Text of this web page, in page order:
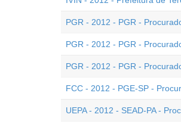
PGR - 2012 - PGR -
PGR - 2012 - PGR -
PGR - 2012 - PGR -
FCC - 2012 - PGE-SP -
UEPA - 2012 - SEAD-PA -